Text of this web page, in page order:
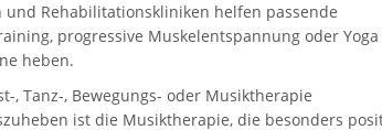
Rehabilitationskliniken helfen passende
progressive Muskelentspannung oder Yoga
heben.
, Tanz-, Bewegungs- oder Musiktherapie
ist die Musiktherapie, die besonders